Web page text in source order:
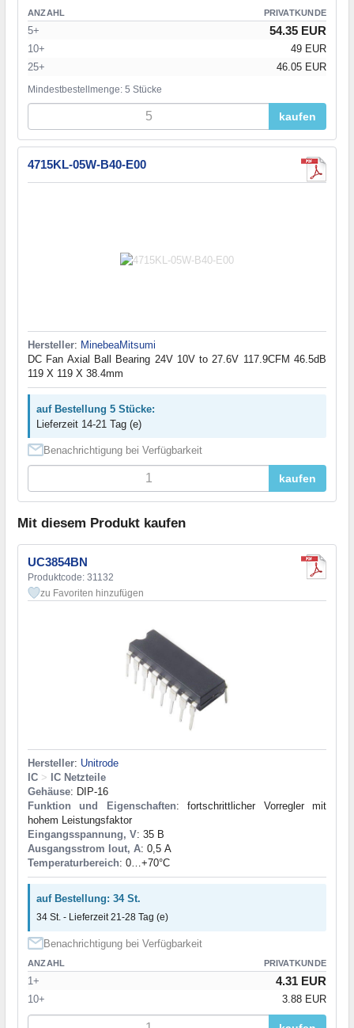
ANZAHL PRIVATKUNDE
5+ 54.35 EUR
10+
49 EUR
25+
46.05 EUR
Mindestbestellmenge: 5 Stücke
kaufen
4715KL-05W-B40-E00
Hersteller: MinebeaMitsumi
DC Fan Axial Ball Bearing 24V 10V to 27.6V 117.9CFM 46.5dB
119 X 119 X 38.4mm
auf Bestellung 5 Stücke:
Lieferzeit 14-21 Tag (e)
Benachrichtigung bei Verfügbarkeit
kaufen
Mit diesem Produkt kaufen
UC3854BN
Produktcode: 31132
zu Favoriten hinzufügen
Hersteller: Unitrode
IC > IC Netzteile
Gehäuse: DIP-16
Funktion und Eigenschaften: fortschrittlicher Vorregler mit
hohem Leistungsfaktor
Eingangsspannung, V: 35 В
Ausgangsstrom Iout, A: 0,5 А
Temperaturbereich: 0…+70°С
auf Bestellung: 34 St.
34 St. - Lieferzeit 21-28 Tag (e)
Benachrichtigung bei Verfügbarkeit
ANZAHL PRIVATKUNDE
1+ 4.31 EUR
10+ 3.88 EUR